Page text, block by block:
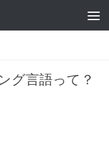
グ言語って？